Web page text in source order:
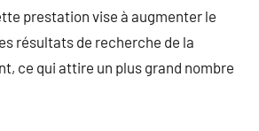
prestation vise à augmenter le
résultats de recherche de la
ce qui attire un plus grand nombre